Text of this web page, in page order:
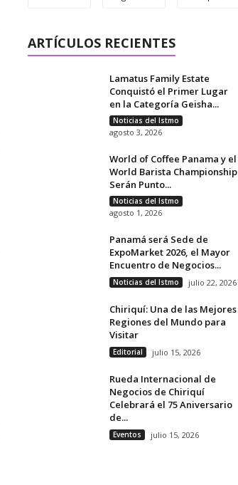
ARTÍCULOS RECIENTES
Lamatus Family Estate
Conquistó el Primer Lugar
en la Categoría Geisha...
Noticias del Istmo
agosto 3, 2026
World of Coffee Panama y el
World Barista Championship
Serán Punto...
Noticias del Istmo
agosto 1, 2026
Panamá será Sede de
ExpoMarket 2026, el Mayor
Encuentro de Negocios...
Noticias del Istmo julio 22, 2026
Chiriquí: Una de las Mejores
Regiones del Mundo para
Visitar
Editorial julio 15, 2026
Rueda Internacional de
Negocios de Chiriquí
Celebrará el 75 Aniversario
de...
Eventos julio 15, 2026